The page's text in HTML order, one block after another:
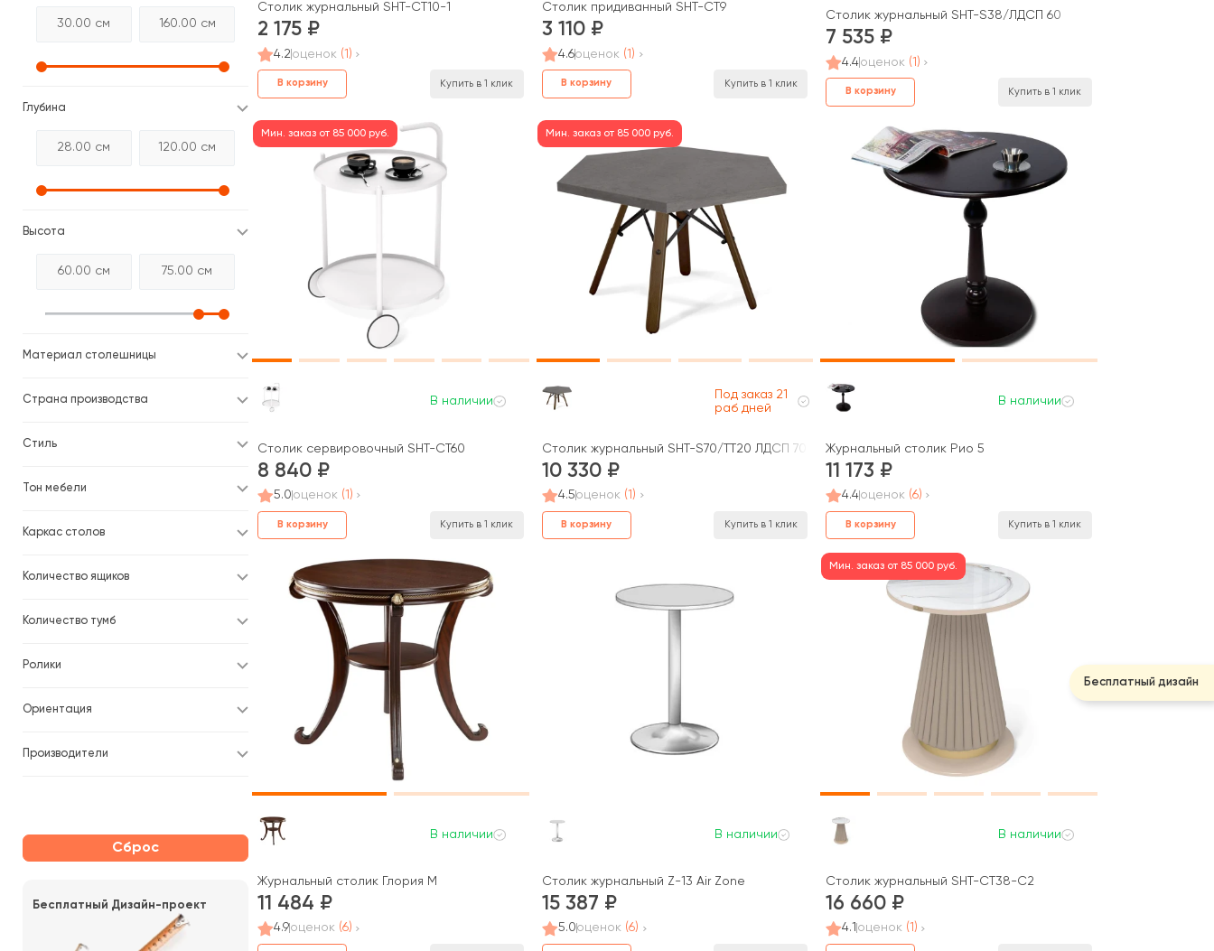
Глубина
Высота
Материал столешницы
Страна производства
Стиль
Тон мебели
Каркас столов
Количество ящиков
Количество тумб
Ролики
Ориентация
Производители
Сброс
Бесплатный Дизайн-проект
Столик журнальный SHT-CT10-1
2 175
4.2 оценок (1)
В корзину Купить в 1 клик
Столик придиванный SHT-CT9
3 110
4.6оценок (1)
В корзину Купить в 1 клик
Столик журнальный SHT-S38/ЛДСП 60
7 535
4.4оценок (1)
В корзину Купить в 1 клик
Мин. заказ от 85 000 руб.
В наличии
Столик сервировочный SHT-CT60
8 840
5.0оценок (1)
В корзину Купить в 1 клик
Мин. заказ от 85 000 руб.
Под заказ 21
раб дней
Столик журнальный SHT-S70/TT20 ЛДСП 70
10 330
4.5оценок (1)
В корзину Купить в 1 клик
В наличии
Журнальный столик Рио 5
11 173
4.4оценок (6)
В корзину Купить в 1 клик
В наличии
Журнальный столик Глория М
11 484
4.9оценок (6)
В наличии
Столик журнальный Z-13 Air Zone
15 387
5.0оценок (6)
Мин. заказ от 85 000 руб.
В наличии
Столик журнальный SHT-CT38-C2
16 660
4.1 оценок (1)
Бесплатный дизайн